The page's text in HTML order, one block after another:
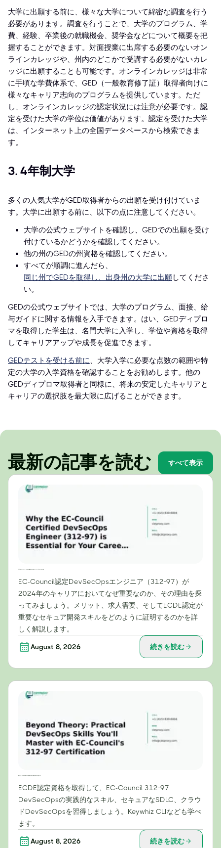
大学に出願する前に、様々な大学について綿密な調査を行う
必要があります。調査を行うことで、大学のプログラム、学
費、経験、卒業後の就職機会、奨学金などについて概要を把
握することができます。対面授業に出席する必要のないオン
ラインカレッジや、州内のどこかで受講する必要がないカレ
ッジに出願することも可能です。オンラインカレッジは非常
に手頃な学費体系で、GED（一般教育修了証）取得者向けに
様々なキャリア志向のプログラムを提供しています。ただ
し、オンラインカレッジの認定状況には注意が必要です。認
定を受けた大学の学位は価値があります。認定を受けた大学
は、インターネット上の全国データベースから検索できま
す。
3. 4年制大学
多くの人気大学がGED取得者からの出願を受け付けていま
す。大学に出願する前に、以下の点に注意してください。
大学の公式ウェブサイトを確認し、GEDでの出願を受け
付けているかどうかを確認してください。
他の州のGEDの州資格を確認してください。
すべてが順調に進んだら、
同じ州でGEDを取得し、出身州の大学に出願してくださ
い。
GEDの公式ウェブサイトでは、大学のプログラム、面接、給
与ガイドに関する情報を入手できます。はい、GEDディプロ
マを取得した学生は、名門大学に入学し、学位や資格を取得
してキャリアアップや成長を促進できます。
GEDテストを受ける前に、大学入学に必要な点数の範囲や特
定の大学の入学資格を確認することをお勧めします。他の
GEDディプロマ取得者と同様に、将来の安定したキャリアと
キャリアの選択肢を最大限に広げることができます。
最新の記事を読む すべて表示
EC-Council認定DevSecOpsエンジニア（312-97）が
2024年のキャリアにおいてなぜ重要なのか、その理由を探
ってみましょう。メリット、求人需要、そしてECDE認定が
重要なセキュア開発スキルをどのように証明するのかを詳
しく解説します。
August 8, 2026 続きを読む
ECDE認定資格を取得して、EC-Council 312-97
DevSecOpsの実践的なスキル、セキュアなSDLC、クラウ
ドDevSecOpsを習得しましょう。Keywhiz CLIなども学べ
ます。
August 8, 2026 続きを読む